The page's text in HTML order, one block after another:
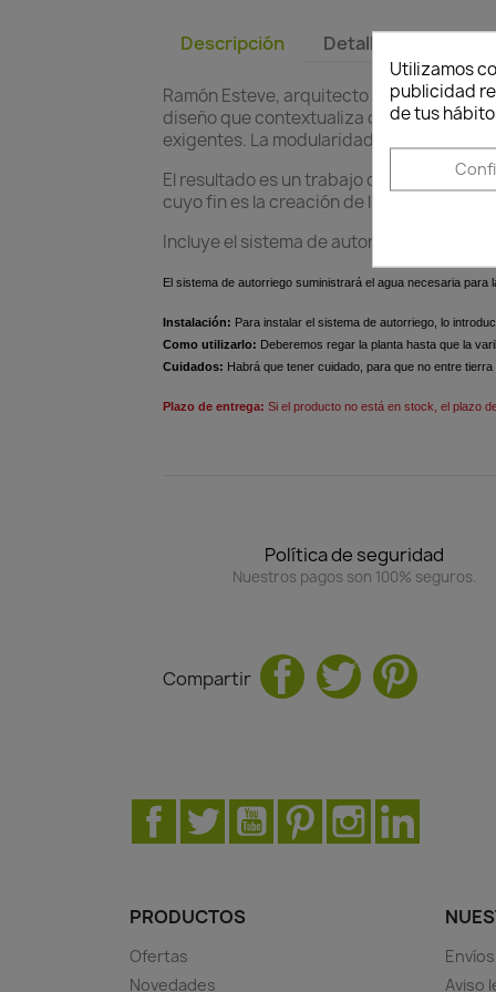
Descripción Detalles del
Ramón Esteve, arquitecto de la
diseño que contextualiza con los
exigentes. La modularidad permite al
El resultado es un trabajo que transmite
cuyo fin es la creación de lugares donde
Incluye el sistema de autorriego.
El sistema de autorriego suministrará el agua necesaria
Instalación: Para instalar el sistema de autorriego, lo
Como utilizarlo: Deberemos regar la planta hasta que la
Cuidados: Habrá que tener cuidado, para que no entre tierra
Plazo de entrega: Si el producto no está en stock, el plazo
Política de seguridad
Nuestros pagos son 100% seguros.
Compartir
Facebook
Twitter YouTubePinterestInstagram
PRODUCTOS
Ofertas
Novedades
Aviso
Utilizamos
publicidad
de tus